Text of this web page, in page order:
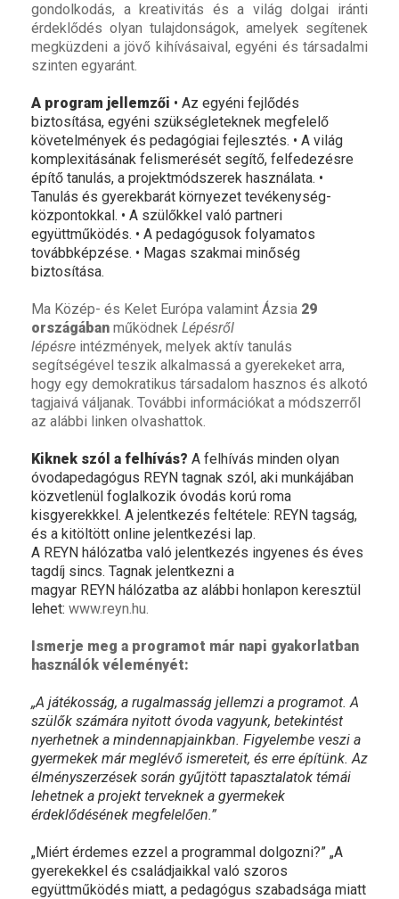
gondolkodás, a kreativitás és a világ dolgai iránti
érdeklődés olyan tulajdonságok, amelyek segítenek
megküzdeni a jövő kihívásaival, egyéni és társadalmi
szinten egyaránt.
A program jellemzői • Az egyéni fejlődés
biztosítása, egyéni szükségleteknek megfelelő
követelmények és pedagógiai fejlesztés. • A világ
komplexitásának felismerését segítő, felfedezésre
építő tanulás, a projektmódszerek használata. •
Tanulás és gyerekbarát környezet tevékenység-
központokkal. • A szülőkkel való partneri
együttműködés. • A pedagógusok folyamatos
továbbképzése. • Magas szakmai minőség
biztosítása.
Ma Közép- és Kelet Európa valamint Ázsia 29
országában működnek Lépésről
lépésre intézmények, melyek aktív tanulás
segítségével teszik alkalmassá a gyerekeket arra,
hogy egy demokratikus társadalom hasznos és alkotó
tagjaivá váljanak. További információkat a módszerről
az alábbi linken olvashattok.
Kiknek szól a felhívás? A felhívás minden olyan
óvodapedagógus REYN tagnak szól, aki munkájában
közvetlenül foglalkozik óvodás korú roma
kisgyerekkkel. A jelentkezés feltétele: REYN tagság,
és a kitöltött online jelentkezési lap.
A REYN hálózatba való jelentkezés ingyenes és éves
tagdíj sincs. Tagnak jelentkezni a
magyar REYN hálózatba az alábbi honlapon keresztül
lehet: www.reyn.hu.
Ismerje meg a programot már napi gyakorlatban
használók véleményét:
„A játékosság, a rugalmasság jellemzi a programot. A
szülők számára nyitott óvoda vagyunk, betekintést
nyerhetnek a mindennapjainkban. Figyelembe veszi a
gyermekek már meglévő ismereteit, és erre építünk. Az
élményszerzések során gyűjtött tapasztalatok témái
lehetnek a projekt terveknek a gyermekek
érdeklődésének megfelelően.”
„Miért érdemes ezzel a programmal dolgozni?” „A
gyerekekkel és családjaikkal való szoros
együttműködés miatt, a pedagógus szabadsága miatt